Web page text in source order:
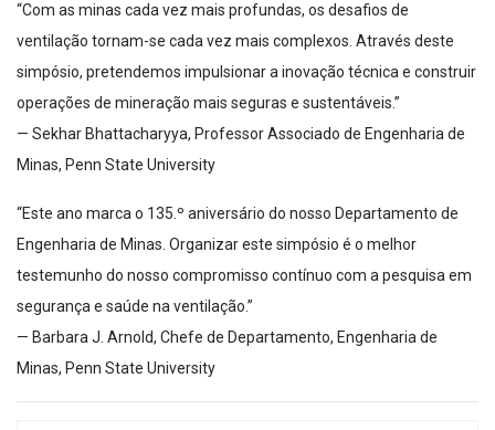
“Com as minas cada vez mais profundas, os desafios de
ventilação tornam-se cada vez mais complexos. Através deste
simpósio, pretendemos impulsionar a inovação técnica e construir
operações de mineração mais seguras e sustentáveis.”
— Sekhar Bhattacharyya, Professor Associado de Engenharia de
Minas, Penn State University
“Este ano marca o 135.º aniversário do nosso Departamento de
Engenharia de Minas. Organizar este simpósio é o melhor
testemunho do nosso compromisso contínuo com a pesquisa em
segurança e saúde na ventilação.”
— Barbara J. Arnold, Chefe de Departamento, Engenharia de
Minas, Penn State University